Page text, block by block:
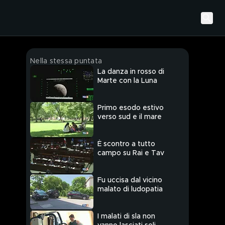
Nella stessa puntata
La danza in rosso di
Marte con la Luna
Primo esodo estivo
verso sud e il mare
È scontro a tutto
campo su Rai e Tav
Fu uccisa dal vicino
malato di ludopatia
I malati di sla non